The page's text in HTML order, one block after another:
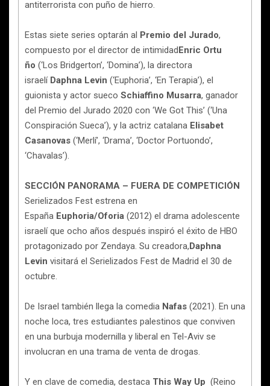
antiterrorista con puño de hierro.
Estas siete series optarán al Premio del Jurado,
compuesto por el director de intimidadEnric Ortu
ño (‘Los Bridgerton’, ‘Domina’), la directora
israelí Daphna Levin (‘Euphoria’, ‘En Terapia’), el
guionista y actor sueco Schiaffino Musarra, ganador
del Premio del Jurado 2020 con ‘We Got This’ (‘Una
Conspiración Sueca’), y la actriz catalana Elisabet
Casanovas (‘Merlí’, ‘Drama’, ‘Doctor Portuondo’,
‘Chavalas’).
SECCIÓN PANORAMA – FUERA DE COMPETICIÓN
Serielizados Fest estrena en
España Euphoria/Oforia (2012) el drama adolescente
israelí que ocho años después inspiró el éxito de HBO
protagonizado por Zendaya. Su creadora,Daphna
Levin visitará el Serielizados Fest de Madrid el 30 de
octubre.
De Israel también llega la comedia Nafas (2021). En una
noche loca, tres estudiantes palestinos que conviven
en una burbuja modernilla y liberal en Tel-Aviv se
involucran en una trama de venta de drogas.
Y en clave de comedia, destaca This Way Up (Reino